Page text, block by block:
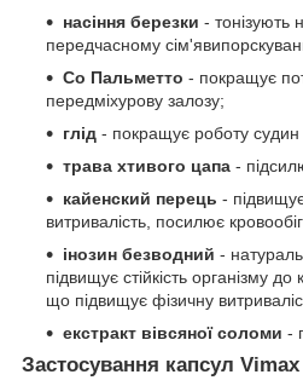
насіння березки - тонізують
передчасному
Со Пальметто - покращує
передміхурову залозу;
глід - покращує роботу судин
трава хтивого цапа -
кайенский перець -
витривалість, посилює
інозин безводний -
підвищує стійкість організму
що підвищує фізичну
екстракт вівсяної соломи -
Застосування капсул